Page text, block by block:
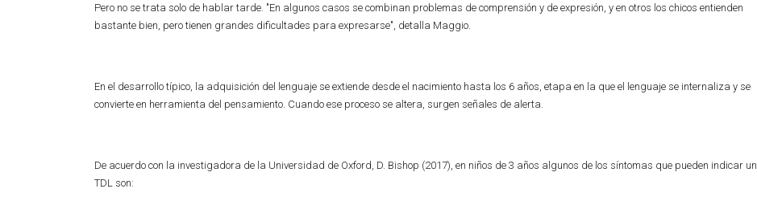
Pero no se trata solo de hablar tarde. "En algunos casos se combinan problemas de comprensión y de expresión, y en otros los chicos entienden
bastante bien, pero tienen grandes dificultades para expresarse", detalla Maggio.
En el desarrollo típico, la adquisición del lenguaje se extiende desde el nacimiento hasta los 6 años, etapa en la que el lenguaje se internaliza y se
convierte en herramienta del pensamiento. Cuando ese proceso se altera, surgen señales de alerta.
De acuerdo con la investigadora de la Universidad de Oxford, D. Bishop (2017), en niños de 3 años algunos de los síntomas que pueden indicar un
TDL son: